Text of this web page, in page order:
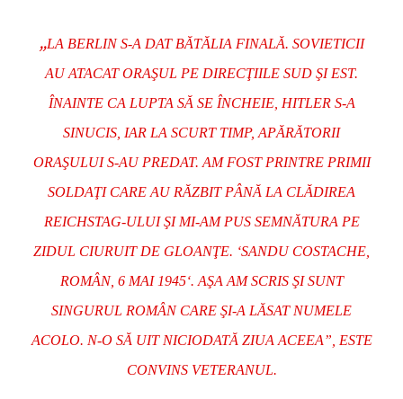
„LA BERLIN S-A DAT BĂTĂLIA FINALĂ. SOVIETICII
AU ATACAT ORAŞUL PE DIRECŢIILE SUD ŞI EST.
ÎNAINTE CA LUPTA SĂ SE ÎNCHEIE, HITLER S-A
SINUCIS, IAR LA SCURT TIMP, APĂRĂTORII
ORAŞULUI S-AU PREDAT. AM FOST PRINTRE PRIMII
SOLDAŢI CARE AU RĂZBIT PÂNĂ LA CLĂDIREA
REICHSTAG-ULUI ŞI MI-AM PUS SEMNĂTURA PE
ZIDUL CIURUIT DE GLOANŢE. ‘SANDU COSTACHE,
ROMÂN, 6 MAI 1945‘. AŞA AM SCRIS ŞI SUNT
SINGURUL ROMÂN CARE ŞI-A LĂSAT NUMELE
ACOLO. N-O SĂ UIT NICIODATĂ ZIUA ACEEA” , ESTE
CONVINS VETERANUL.